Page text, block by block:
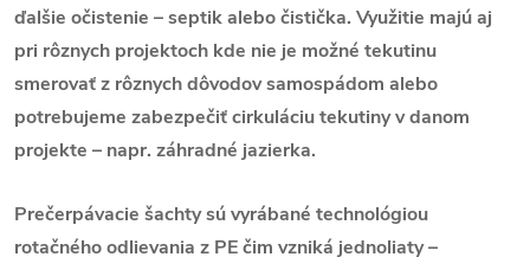
ďalšie očistenie – septik alebo čistička. Využitie majú aj
pri rôznych projektoch kde nie je možné tekutinu
smerovať z rôznych dôvodov samospádom alebo
potrebujeme zabezpečiť cirkuláciu tekutiny v danom
projekte – napr. záhradné jazierka.
Prečerpávacie šachty sú vyrábané technológiou
rotačného odlievania z PE čim vzniká jednoliaty –